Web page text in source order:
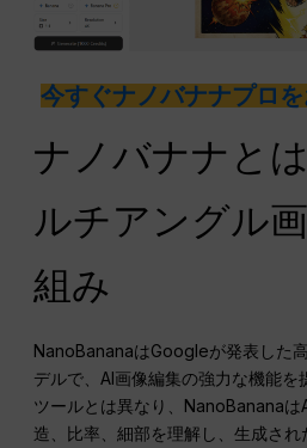
今すぐナノバナナプロ
ナノバナナと
ルチアングル
組み
NanoBananaはGoogleが発表した
デルで、AI画像編集の強力な機能を
ツールとは異なり、NanoBananaは
造、比率、細部を理解し、生成さ